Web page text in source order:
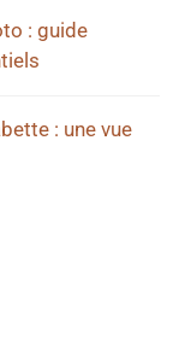
: guide
: une vue